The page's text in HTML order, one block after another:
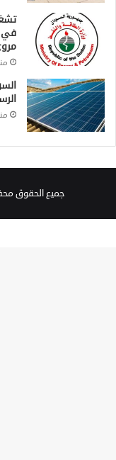
في
منذ
منذ
جميع الحقوق